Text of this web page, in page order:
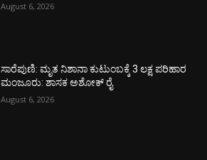
August 6, 2026
ಸಾರೆಪುಣಿ: ಮೃತ ನಿಶಾನಾ ಕುಟುಂಬಕ್ಕೆ 3 ಲಕ್ಷ ಪರಿಹಾರ
ಮಂಜೂರು: ಶಾಸಕ ಅಶೋಕ್ ರೈ
August 6, 2026